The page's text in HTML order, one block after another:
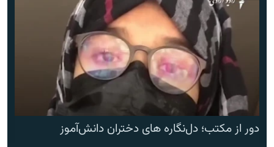
دور از مکتب؛ دل‌نگاره های دختران دانش‌آموز